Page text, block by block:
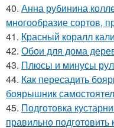
40. Анна рубинина
многообразие сортов,
41. Красный коралл
42. Обои для дома
43. Плюсы и минусы
44. Как пересадить
боярышник
45. Подготовка
правильно подготовить